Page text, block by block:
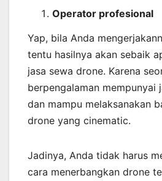
Operator profesional
Yap, bila Anda
tentu hasilnya akan sebaik
jasa sewa drone. Karena
berpengalaman mempunyai
dan mampu melaksanakan
drone yang cinematic.
Jadinya, Anda tidak harus
cara menerbangkan drone